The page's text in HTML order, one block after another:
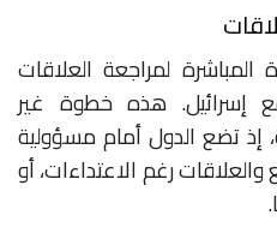
المباشرة لمراجعة العلاقات
مع إسرائيل. هذه خطوة غير
إذ تضع الدول أمام مسؤولية
والعلاقات رغم الاعتداءات، أو